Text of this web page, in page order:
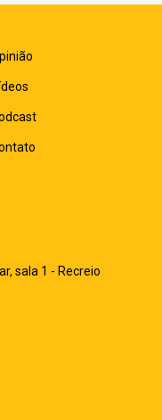
sala 1 - Recreio